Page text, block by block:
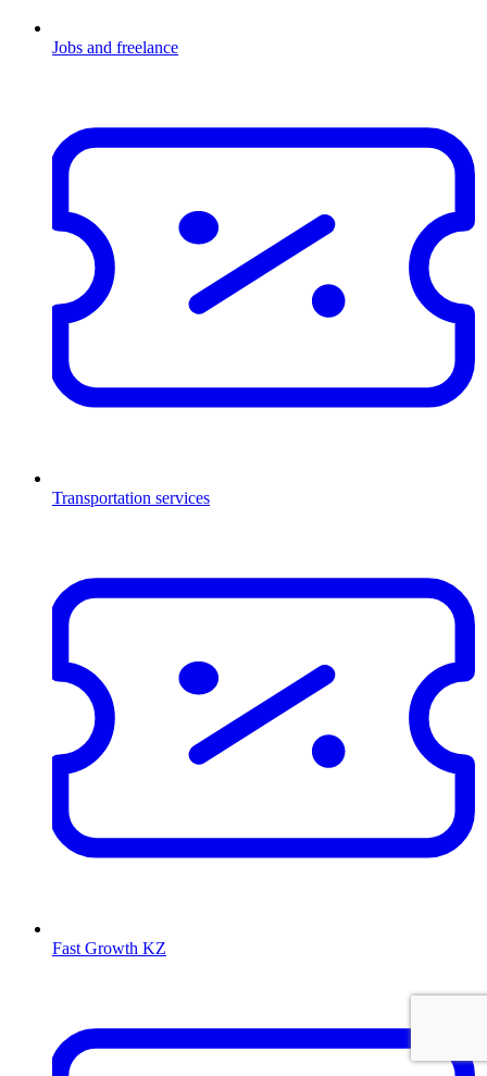
Jobs and freelance
Transportation services
Fast Growth KZ